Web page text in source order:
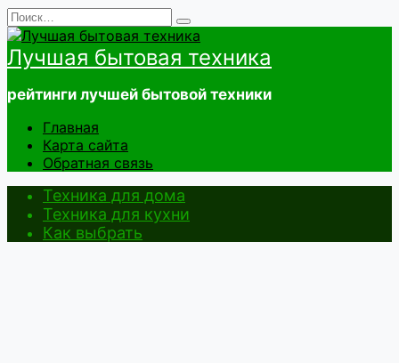
Перейти
к
содержанию
Search
for:
Лучшая бытовая техника
рейтинги лучшей бытовой техники
Главная
Карта сайта
Обратная связь
Техника для дома
Техника для кухни
Как выбрать